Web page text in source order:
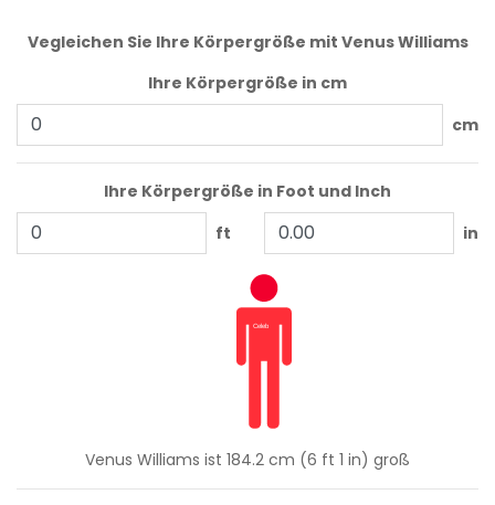
Vegleichen Sie Ihre Körpergröße mit Venus Williams
Ihre Körpergröße in cm
cm
Ihre Körpergröße in Foot und Inch
ft
in
Venus Williams ist 184.2 cm (6 ft 1 in) groß